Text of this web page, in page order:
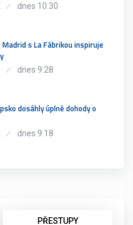
dnes 10:30
Madrid s La Fábrikou inspiruje
dnes 9:28
dosáhly úplné dohody o
dnes 9:18
PŘESTUPY